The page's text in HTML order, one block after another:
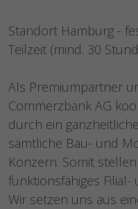
Standort Hamburg -
Teilzeit (mind. 30
Als Premiumpartner
Commerzbank AG
durch ein
sämtliche Bau- und
Konzern. Somit
funktionsfähiges
Wir setzen uns aus